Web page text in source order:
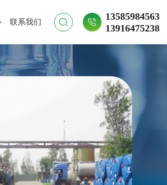
联系我们
13585984563
13916475238